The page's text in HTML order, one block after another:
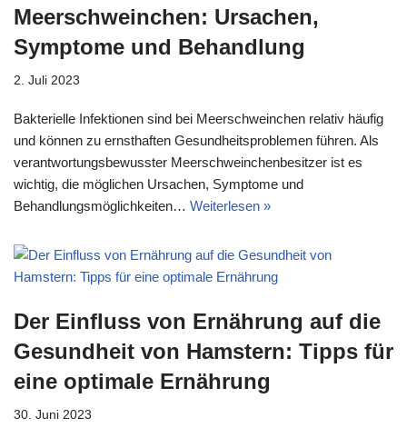
Meerschweinchen: Ursachen,
Symptome und Behandlung
2. Juli 2023
Bakterielle Infektionen sind bei Meerschweinchen relativ häufig
und können zu ernsthaften Gesundheitsproblemen führen. Als
verantwortungsbewusster Meerschweinchenbesitzer ist es
wichtig, die möglichen Ursachen, Symptome und
Behandlungsmöglichkeiten… Weiterlesen »
Der Einfluss von Ernährung auf die
Gesundheit von Hamstern: Tipps für
eine optimale Ernährung
30. Juni 2023